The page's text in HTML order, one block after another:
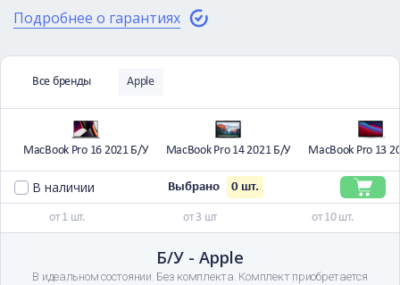
Подробнее о гарантиях
Все бренды Apple
MacBook Pro 16 2021 Б/У MacBook Pro 14 2021 Б/У MacBook Pro 13
В наличии Выбрано 0шт.
от 1 шт. от 3 шт от 10 шт.
Б/У - Apple
В идеальном состоянии. Без комплекта. Комплект приобретается